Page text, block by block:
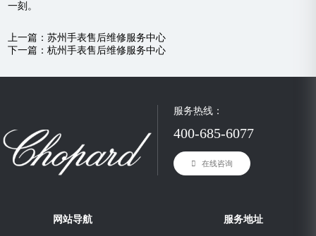
一刻。
上一篇：苏州手表售后维修服务中心
下一篇：杭州手表售后维修服务中心
服务热线：
400-685-6077
在线咨询
网站导航 服务地址